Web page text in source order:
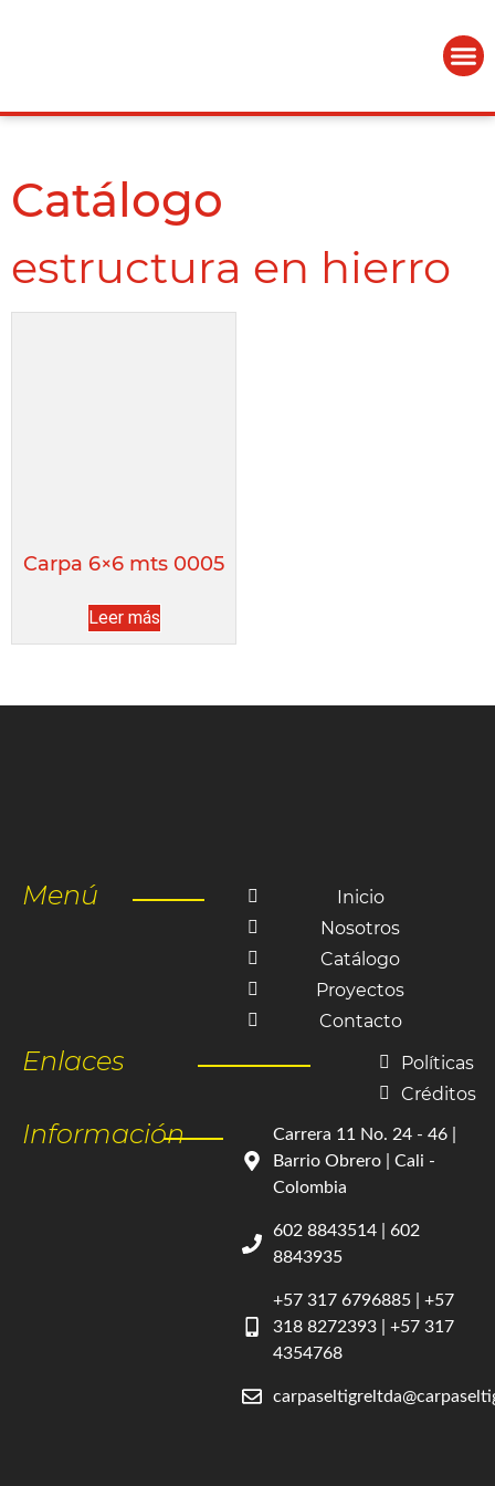
Catálogo
estructura en hierro
Carpa 6×6 mts 0005
Leer más
Menú
Inicio
Nosotros
Catálogo
Proyectos
Contacto
Enlaces
Políticas
Créditos
Información
Carrera 11 No. 24 - 46 |
Barrio Obrero | Cali -
Colombia
602 8843514 | 602
8843935
+57 317 6796885 | +57
318 8272393 | +57 317
4354768